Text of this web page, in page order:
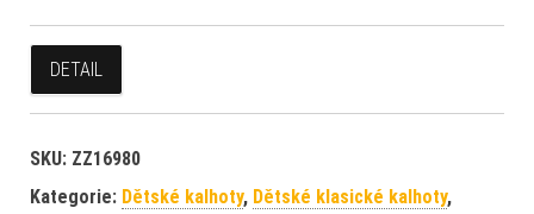
DETAIL
SKU: ZZ16980
Kategorie: Dětské kalhoty, Dětské klasické kalhoty,